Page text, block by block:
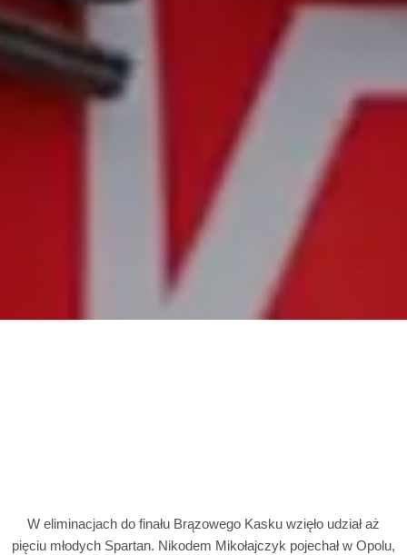
W eliminacjach do finału Brązowego Kasku wzięło udział aż
pięciu młodych Spartan. Nikodem Mikołajczyk pojechał w Opolu,